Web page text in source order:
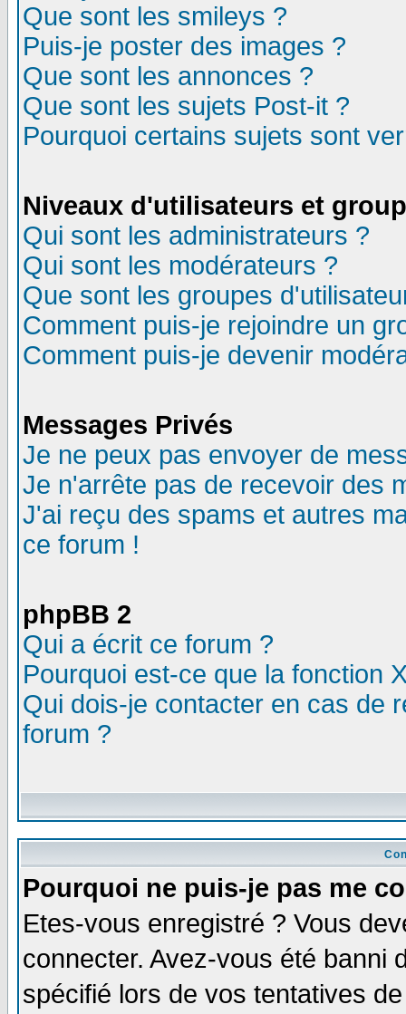
Que sont les smileys ?
Puis-je poster des images ?
Que sont les annonces ?
Que sont les sujets Post-it ?
Pourquoi certains sujets sont
Niveaux d'utilisateurs et
Qui sont les administrateurs ?
Qui sont les modérateurs ?
Que sont les groupes
Comment puis-je rejoindre un
Comment puis-je devenir
Messages Privés
Je ne peux pas envoyer de
Je n'arrête pas de recevoir des
J'ai reçu des spams et autres
ce forum !
phpBB 2
Qui a écrit ce forum ?
Pourquoi est-ce que la fonction
Qui dois-je contacter en cas de
forum ?
Pourquoi ne puis-je pas me
Etes-vous enregistré ? Vous
connecter. Avez-vous été banni
spécifié lors de vos tentatives